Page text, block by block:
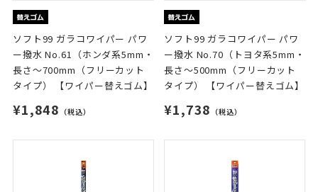
ソフト99 ガラコワイパー パワ
ー撥水 No.61（ホンダ系5mm・
長さ～700mm（フリーカット
タイプ） 【ワイパー替えゴム】
¥1,848 （税込）
ソフト99 ガラコワイパー パワ
ー撥水 No.70（トヨタ系5mm・
長さ～500mm（フリーカット
タイプ） 【ワイパー替えゴム】
¥1,738 （税込）